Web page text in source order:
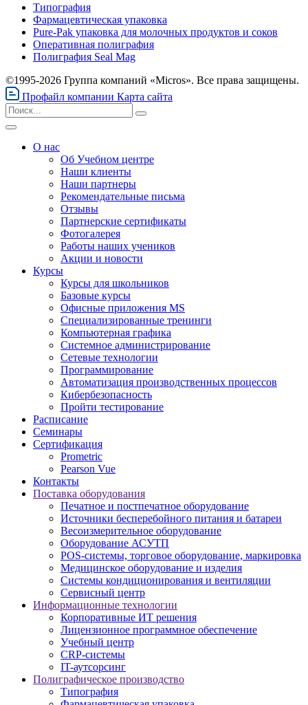
Типография
Фармацевтическая упаковка
Pure-Pak упаковка для молочных продуктов и соков
Оперативная полиграфия
Полиграфия Seal Mag
©1995-2026 Группа компаний «Micros». Все права защищены.
Профайл компании Карта сайта
О нас
Об Учебном центре
Наши клиенты
Наши партнеры
Рекомендательные письма
Отзывы
Партнерские сертификаты
Фотогалерея
Работы наших учеников
Акции и новости
Курсы
Курсы для школьников
Базовые курсы
Офисные приложения MS
Специализированные тренинги
Компьютерная графика
Системное администрирование
Сетевые технологии
Программирование
Автоматизация производственных процессов
Кибербезопасность
Пройти тестирование
Расписание
Семинары
Сертификация
Prometric
Pearson Vue
Контакты
Поставка оборудования
Печатное и постпечатное оборудование
Источники бесперебойного питания и батареи
Весоизмерительное оборудование
Оборудование АСУТП
POS-системы, торговое оборудование, маркировка
Медицинское оборудование и изделия
Системы кондиционирования и вентиляции
Сервисный центр
Информационные технологии
Корпоративные ИТ решения
Лицензионное программное обеспечение
Учебный центр
CRP-системы
IT-аутсорсинг
Полиграфическое производство
Типография